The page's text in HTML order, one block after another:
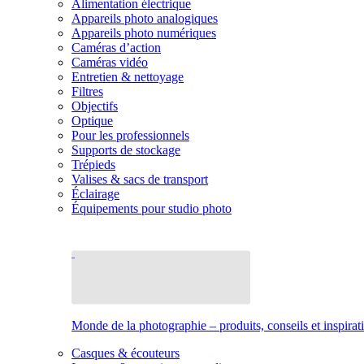
Alimentation électrique
Appareils photo analogiques
Appareils photo numériques
Caméras d’action
Caméras vidéo
Entretien & nettoyage
Filtres
Objectifs
Optique
Pour les professionnels
Supports de stockage
Trépieds
Valises & sacs de transport
Éclairage
Équipements pour studio photo
Monde de la photographie – produits, conseils et
Casques & écouteurs